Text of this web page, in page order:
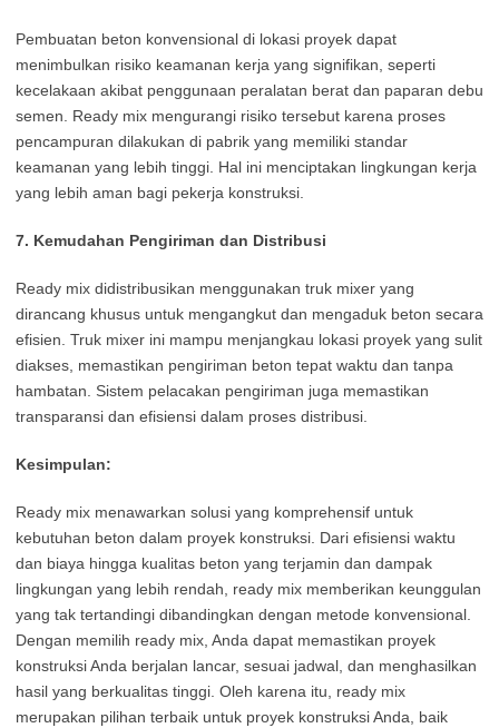
Pembuatan beton konvensional di lokasi proyek dapat
menimbulkan risiko keamanan kerja yang signifikan, seperti
kecelakaan akibat penggunaan peralatan berat dan paparan debu
semen. Ready mix mengurangi risiko tersebut karena proses
pencampuran dilakukan di pabrik yang memiliki standar
keamanan yang lebih tinggi. Hal ini menciptakan lingkungan kerja
yang lebih aman bagi pekerja konstruksi.
7. Kemudahan Pengiriman dan Distribusi
Ready mix didistribusikan menggunakan truk mixer yang
dirancang khusus untuk mengangkut dan mengaduk beton secara
efisien. Truk mixer ini mampu menjangkau lokasi proyek yang sulit
diakses, memastikan pengiriman beton tepat waktu dan tanpa
hambatan. Sistem pelacakan pengiriman juga memastikan
transparansi dan efisiensi dalam proses distribusi.
Kesimpulan:
Ready mix menawarkan solusi yang komprehensif untuk
kebutuhan beton dalam proyek konstruksi. Dari efisiensi waktu
dan biaya hingga kualitas beton yang terjamin dan dampak
lingkungan yang lebih rendah, ready mix memberikan keunggulan
yang tak tertandingi dibandingkan dengan metode konvensional.
Dengan memilih ready mix, Anda dapat memastikan proyek
konstruksi Anda berjalan lancar, sesuai jadwal, dan menghasilkan
hasil yang berkualitas tinggi. Oleh karena itu, ready mix
merupakan pilihan terbaik untuk proyek konstruksi Anda, baik